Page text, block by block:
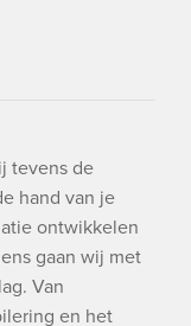
tevens de
hand van je
ontwikkelen
gaan wij met
Van
en het